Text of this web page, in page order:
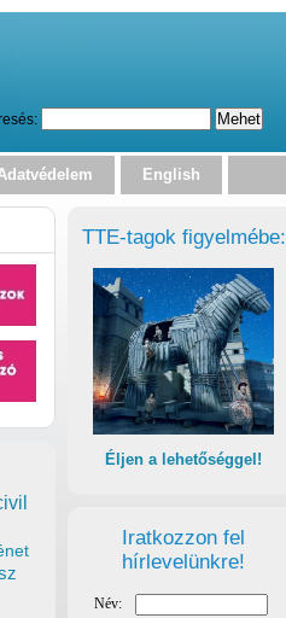
English
TTE-tagok figyelmébe:
Éljen a lehetőséggel!
Iratkozzon fel
hírlevelünkre!